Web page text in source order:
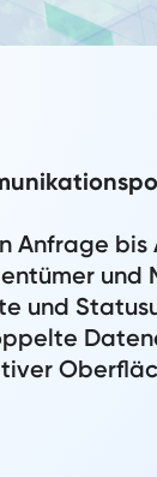
Anfrage bis
und
und